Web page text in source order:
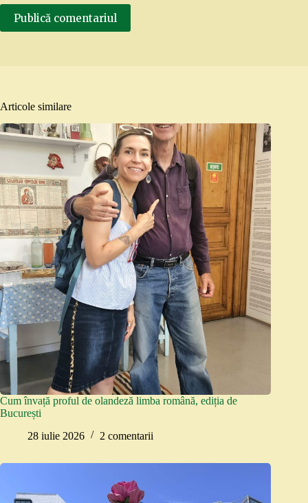
Publică comentariul
Articole similare
Cum învață proful de olandeză limba română, ediția de
București
28 iulie 2026
2 comentarii